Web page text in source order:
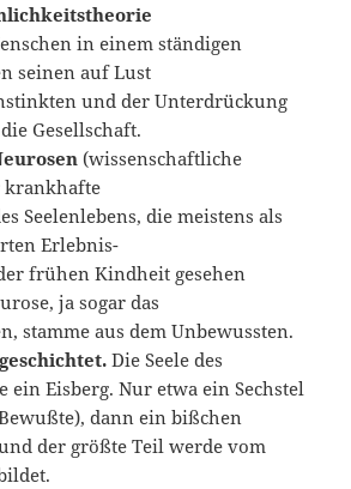
in einem ständigen
seinen auf Lust
und der Unterdrückung
Gesellschaft.
(wissenschaftliche
krankhafte
Seelenlebens, die meistens als
Erlebnis-
frühen Kindheit gesehen
ja sogar das
stamme aus dem Unbewussten.
Die Seele des
ein Eisberg. Nur etwa ein Sechstel
dann ein bißchen
der größte Teil werde vom